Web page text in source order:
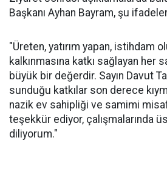
Başkanı Ayhan Bayram, şu
"Üreten, yatırım yapan, istihdam
kalkınmasına katkı sağlayan her
büyük bir değerdir. Sayın Davut
sunduğu katkılar son derece
nazik ev sahipliği ve samimi
teşekkür ediyor, çalışmalarında
diliyorum."